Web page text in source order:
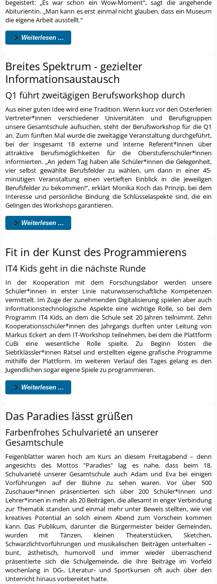
begeistert: „Es war schon ein Wow-Moment“, sagt die angehende
Abiturientin. „Man kann es erst einmal nicht glauben, dass ein Museum
die eigene Arbeit ausstellt.“
Weiterlesen ...
Breites Spektrum - gezielter
Informationsaustausch
Q1 führt zweitägigen Berufsworkshop durch
Aus einer guten Idee wird eine Tradition. Wenn kurz vor den Osterferien
Vertreter*innen verschiedener Universitäten und Berufsgruppen
unsere Gesamtschule aufsuchen, steht der Berufsworkshop für die Q1
an. Zum fünften Mal wurde die zweitägige Veranstaltung durchgeführt,
bei der insgesamt 18 externe und interne Referent*innen über
attraktive Berufsmöglichkeiten für die Oberstufenschüler*innen
informierten. „An jedem Tag haben alle Schüler*innen die Gelegenheit,
vier selbst gewählte Berufsfelder zu wählen, um dann in einer 45-
minütigen Veranstaltung einen vertieften Einblick in die jeweiligen
Berufsfelder zu bekommen!“, erklärt Monika Koch das Prinzip, bei dem
Interesse und persönliche Bindung die Schlüsselaspekte sind, die ein
Gelingen des Workshops garantieren.
Weiterlesen ...
Fit in der Kunst des Programmierens
IT4 Kids geht in die nächste Runde
In der Kooperation mit dem Forschungslabor werden unsere
Schüler*innen in erster Linie naturwissenschaftliche Kompetenzen
vermittelt. Im Zuge der zunehmenden Digitalisierung spielen aber auch
informationstechnologische Aspekte eine wichtige Rolle, so bei dem
Programm IT4 Kids, an dem die Schule seit 20 Jahren teilnimmt. Zehn
Kooperationsschüler*innen des Jahrgangs durften unter Leitung von
Markus Eckert an dem IT-Workshop teilnehmen, bei dem die Plattform
CuBi eine wesentliche Rolle spielte. Zu Beginn lösten die
Siebtklässler*innen Rätsel und erstellten eigene grafische Programme
mithilfe der Plattform. Im weiteren Verlauf des Tages gelang es den
Jugendlichen sogar eigene Spiele zu programmieren.
Weiterlesen ...
Das Paradies lässt grüßen
Farbenfrohes Schulvarieté an unserer
Gesamtschule
Feigenblätter waren hoch am Kurs an diesem Freitagabend – denn
angesichts des Mottos "Paradies" lag es nahe, dass beim 18.
Schulvarieté unserer Gesamtschule auch Adam und Eva bei einigen
Vorführungen auf der Bühne zu sehen waren. Vor über 500
Zuschauer*innen präsentierten sich über 200 Schüler*Innen und
Lehrer*innen in mehr als 20 Beiträgen, die allesamt in enger Verbindung
zur Thematik standen und einmal mehr unter Beweis stellten, wie viel
kreatives Potential an solch einem Abend zum Vorschein kommen
kann. Das Publikum, darunter die Bürgermeister beider Gemeinden,
wurden mit Tänzen, kleinen Theaterstücken, Sketchen,
Schwarzlichtvorführungen und musikalischen Beiträgen unterhalten –
bunt, ästhetisch, humorvoll und immer wieder überraschend
präsentierte sich die Schulgemeinde, die ihre Beiträge im Vorfeld
wochenlang in DG-, Literatur- und Sportkursen oft auch über den
Unterricht hinaus vorbereitet hatte.